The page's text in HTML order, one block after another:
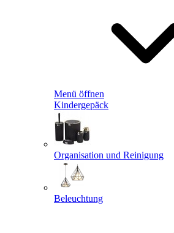
Menü öffnen
Kindergepäck
Organisation und Reinigung
Beleuchtung